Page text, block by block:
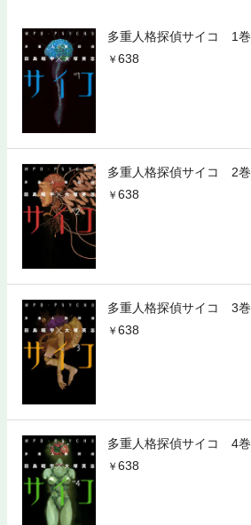
多重人格探偵サイコ 1巻
638
多重人格探偵サイコ 2巻
638
多重人格探偵サイコ 3巻
638
多重人格探偵サイコ 4巻
638